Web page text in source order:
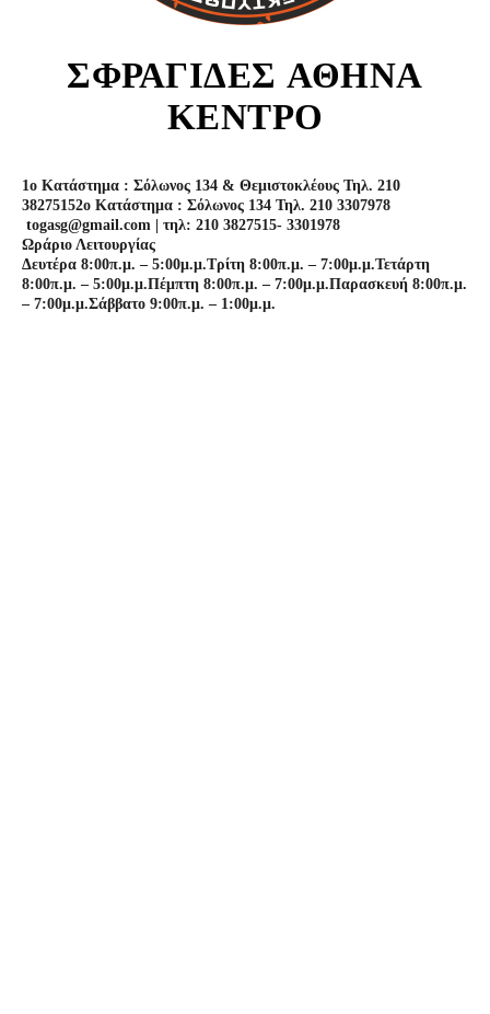
ΣΦΡΑΓΙΔΕΣ ΑΘΗΝΑ
ΚΕΝΤΡΟ
1o Κατάστημα : Σόλωνος 134 & Θεμιστοκλέους Τηλ. 210
38275152o Κατάστημα : Σόλωνος 134 Τηλ. 210 3307978
togasg@gmail.com | τηλ: 210 3827515- 3301978
Ωράριο Λειτουργίας
Δευτέρα 8:00π.μ. – 5:00μ.μ.Τρίτη 8:00π.μ. – 7:00μ.μ.Τετάρτη
8:00π.μ. – 5:00μ.μ.Πέμπτη 8:00π.μ. – 7:00μ.μ.Παρασκευή 8:00π.μ.
– 7:00μ.μ.Σάββατο 9:00π.μ. – 1:00μ.μ.